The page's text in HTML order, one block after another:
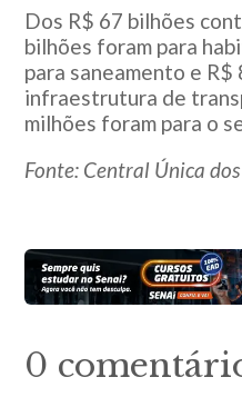
Dos R$ 67 bilhões
bilhões foram para
para saneamento e R$
infraestrutura de
milhões foram para o
Fonte: Central Única
0